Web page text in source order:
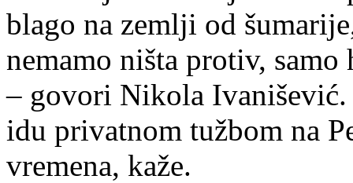
blago na zemlji od
nemamo ništa protiv, samo
– govori Nikola
idu privatnom tužbom na
vremena, kaže.